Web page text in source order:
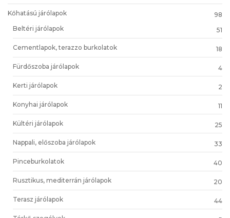
Kőhatású járólapok
98
Beltéri járólapok
51
Cementlapok, terazzo burkolatok 18
Fürdőszoba járólapok 4
Kerti járólapok 2
Konyhai járólapok 11
Kültéri járólapok 25
Nappali, előszoba járólapok 33
Pinceburkolatok 40
Rusztikus, mediterrán járólapok 20
Terasz járólapok 44